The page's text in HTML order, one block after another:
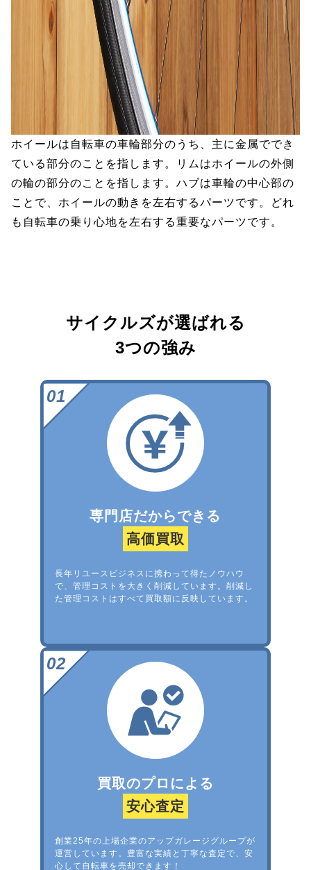
ホイールは自転車の車輪部分のうち、主に金属ででき
ている部分のことを指します。リムはホイールの外側
の輪の部分のことを指します。ハブは車輪の中心部の
ことで、ホイールの動きを左右するパーツです。どれ
も自転車の乗り心地を左右する重要なパーツです。
サイクルズが選ばれる
3つの強み
専門店だからできる
高価買取
長年リユースビジネスに携わって得たノウハウ
で、管理コストを大きく削減しています。削減し
た管理コストはすべて買取額に反映しています。
買取のプロによる
安心査定
創業25年の上場企業のアップガレージグループが
運営しています。豊富な実績と丁寧な査定で、安
心して自転車を売却できます！